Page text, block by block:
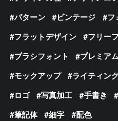
パターン
ビンテージ
フ
フラットデザイン
フリー
ブラシフォント
プレミア
モックアップ
ライティン
ロゴ
写真加工 手書き
筆記体
細字 配色